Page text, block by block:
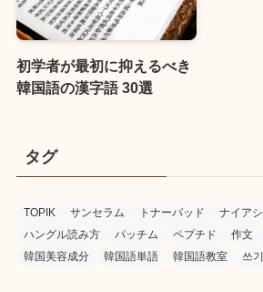
初学者が最初に抑えるべき
韓国語の漢字語 30選
タグ
TOPIK サンセラム トナーパッド
ナイア
ハングル読み方
パッチム ペプチド 作文
韓国美容成分
韓国語単語 韓国語教室 쓰기